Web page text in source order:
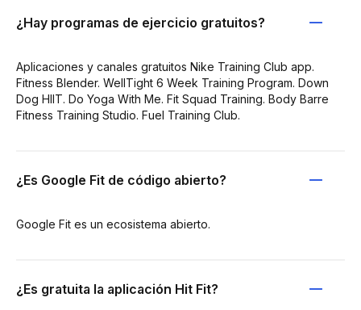
¿Hay programas de ejercicio gratuitos?
Aplicaciones y canales gratuitos Nike Training Club app.
Fitness Blender. WellTight 6 Week Training Program. Down
Dog HIIT. Do Yoga With Me. Fit Squad Training. Body Barre
Fitness Training Studio. Fuel Training Club.
¿Es Google Fit de código abierto?
Google Fit es un ecosistema abierto.
¿Es gratuita la aplicación Hit Fit?